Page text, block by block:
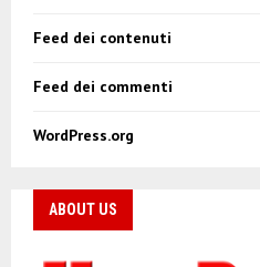
Feed dei contenuti
Feed dei commenti
WordPress.org
ABOUT US